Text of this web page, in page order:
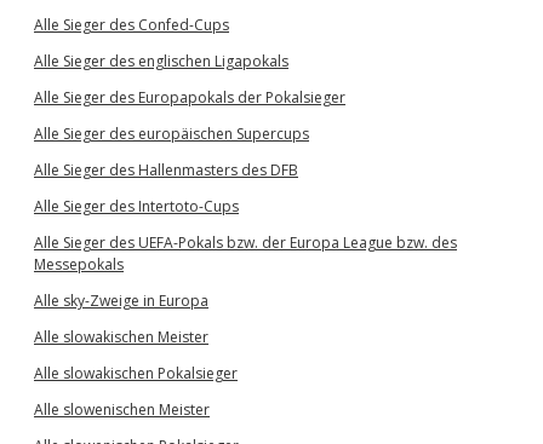
Alle Sieger des Confed-Cups
Alle Sieger des englischen Ligapokals
Alle Sieger des Europapokals der Pokalsieger
Alle Sieger des europäischen Supercups
Alle Sieger des Hallenmasters des DFB
Alle Sieger des Intertoto-Cups
Alle Sieger des UEFA-Pokals bzw. der Europa League bzw. des
Messepokals
Alle sky-Zweige in Europa
Alle slowakischen Meister
Alle slowakischen Pokalsieger
Alle slowenischen Meister